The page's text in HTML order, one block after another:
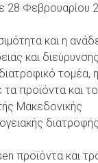
28 Φεβρουαρίου
και η
και
τομέα,
προϊόντα και
Μακεδονικής
προϊόντα και